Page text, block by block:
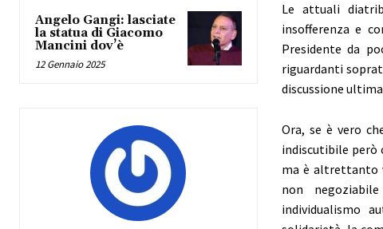
Angelo Gangi: lasciate
la statua di Giacomo
Mancini dov’è
12 Gennaio 2025
Le attuali
insofferenza e
Presidente da
riguardanti
discussione
Ora, se è vero
indiscutibile però
ma è altrettanto
non
individualismo